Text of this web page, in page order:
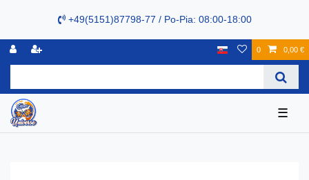
+49(5151)87798-77 / Po-Pia: 08:00-18:00
0 0,00 €
☰